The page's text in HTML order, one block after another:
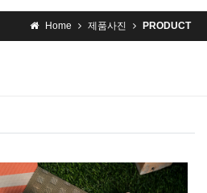
Home 제품사진 PRODUCT